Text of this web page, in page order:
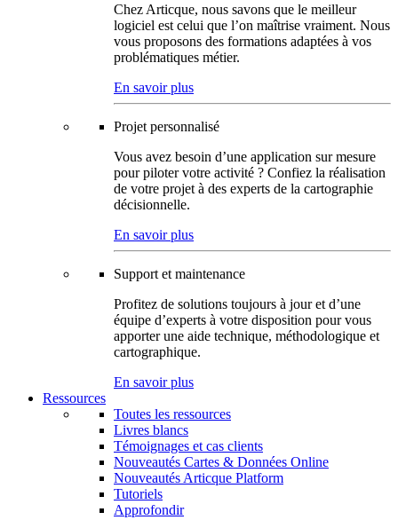
Chez Articque, nous savons que le meilleur
logiciel est celui que l’on maîtrise vraiment. Nous
vous proposons des formations adaptées à vos
problématiques métier.
En savoir plus
Projet personnalisé
Vous avez besoin d’une application sur mesure
pour piloter votre activité ? Confiez la réalisation
de votre projet à des experts de la cartographie
décisionnelle.
En savoir plus
Support et maintenance
Profitez de solutions toujours à jour et d’une
équipe d’experts à votre disposition pour vous
apporter une aide technique, méthodologique et
cartographique.
En savoir plus
Ressources
Toutes les ressources
Livres blancs
Témoignages et cas clients
Nouveautés Cartes & Données Online
Nouveautés Articque Platform
Tutoriels
Approfondir